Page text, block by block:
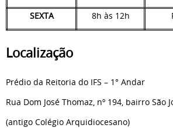
SEXTA
8h às 12h
Localização
Prédio da Reitoria do IFS – 1° Andar
Rua Dom José Thomaz, nº 194, bairro São
(antigo Colégio Arquidiocesano)